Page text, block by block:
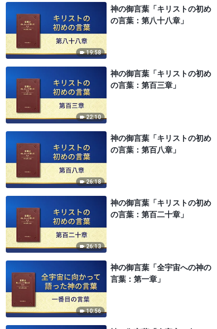
19:58
神の御言葉「キリストの初め
の言葉：第八十八章」
22:10
神の御言葉「キリストの初め
の言葉：第百三章」
26:18
神の御言葉「キリストの初め
の言葉：第百八章」
26:13
神の御言葉「キリストの初め
の言葉：第百二十章」
10:56
神の御言葉「全宇宙への神の
言葉：第一章」